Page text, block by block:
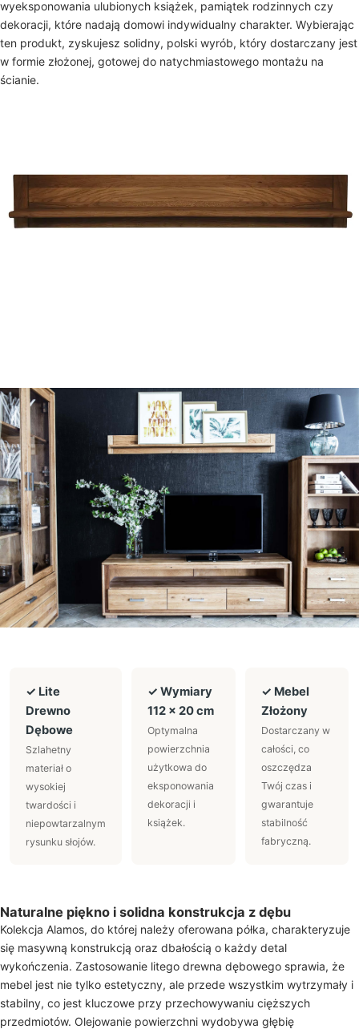
wyeksponowania ulubionych książek, pamiątek rodzinnych czy
dekoracji, które nadają domowi indywidualny charakter. Wybierając
ten produkt, zyskujesz solidny, polski wyrób, który dostarczany jest
w formie złożonej, gotowej do natychmiastowego montażu na
ścianie.
✓ Lite
Drewno
Dębowe
Szlahetny
materiał o
wysokiej
twardości i
niepowtarzalnym
rysunku słojów.
✓ Wymiary
112 × 20 cm
Optymalna
powierzchnia
użytkowa do
eksponowania
dekoracji i
książek.
✓ Mebel
Złożony
Dostarczany w
całości, co
oszczędza
Twój czas i
gwarantuje
stabilność
fabryczną.
Naturalne piękno i solidna konstrukcja z dębu
Kolekcja Alamos, do której należy oferowana półka, charakteryzuje
się masywną konstrukcją oraz dbałością o każdy detal
wykończenia. Zastosowanie litego drewna dębowego sprawia, że
mebel jest nie tylko estetyczny, ale przede wszystkim wytrzymały i
stabilny, co jest kluczowe przy przechowywaniu cięższych
przedmiotów. Olejowanie powierzchni wydobywa głębię